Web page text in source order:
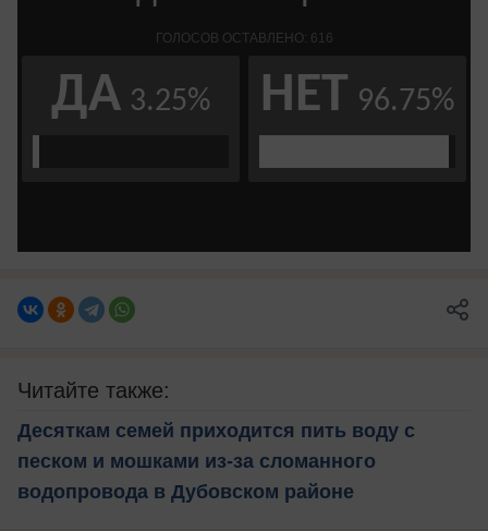
Читайте также:
Десяткам семей приходится пить воду с
песком и мошками из-за сломанного
водопровода в Дубовском районе